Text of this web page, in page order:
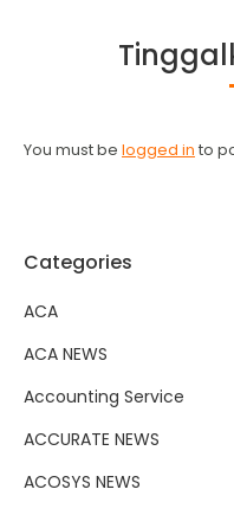
You must be logged in to
Categories
ACA
ACA NEWS
Accounting Service
ACCURATE NEWS
ACOSYS NEWS